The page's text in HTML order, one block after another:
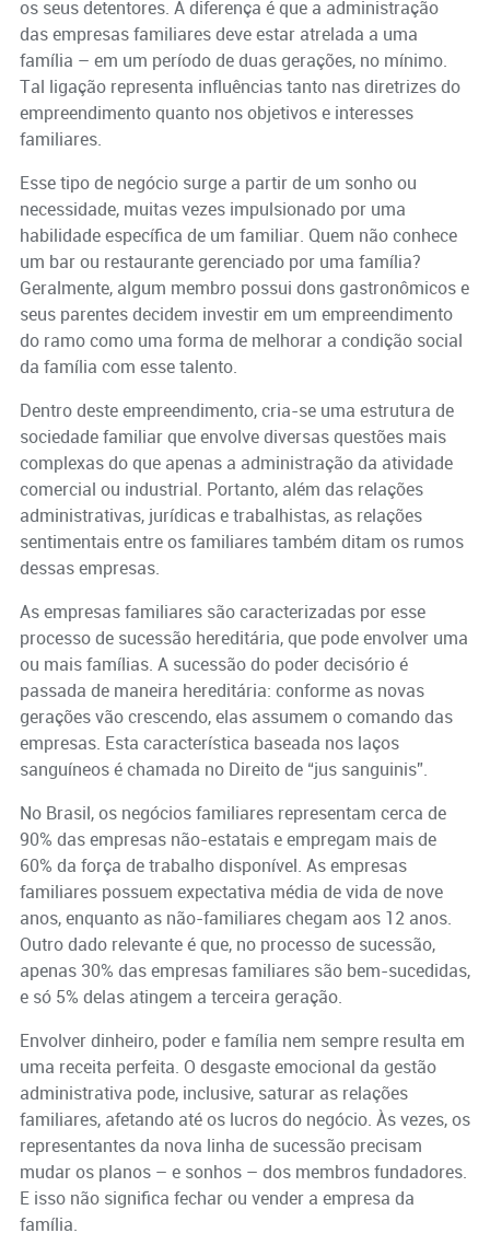
os seus detentores. A diferença é que a administração
das empresas familiares deve estar atrelada a uma
família – em um período de duas gerações, no mínimo.
Tal ligação representa influências tanto nas diretrizes do
empreendimento quanto nos objetivos e interesses
familiares.
Esse tipo de negócio surge a partir de um sonho ou
necessidade, muitas vezes impulsionado por uma
habilidade específica de um familiar. Quem não conhece
um bar ou restaurante gerenciado por uma família?
Geralmente, algum membro possui dons gastronômicos e
seus parentes decidem investir em um empreendimento
do ramo como uma forma de melhorar a condição social
da família com esse talento.
Dentro deste empreendimento, cria-se uma estrutura de
sociedade familiar que envolve diversas questões mais
complexas do que apenas a administração da atividade
comercial ou industrial. Portanto, além das relações
administrativas, jurídicas e trabalhistas, as relações
sentimentais entre os familiares também ditam os rumos
dessas empresas.
As empresas familiares são caracterizadas por esse
processo de sucessão hereditária, que pode envolver uma
ou mais famílias. A sucessão do poder decisório é
passada de maneira hereditária: conforme as novas
gerações vão crescendo, elas assumem o comando das
empresas. Esta característica baseada nos laços
sanguíneos é chamada no Direito de “jus sanguinis”.
No Brasil, os negócios familiares representam cerca de
90% das empresas não-estatais e empregam mais de
60% da força de trabalho disponível. As empresas
familiares possuem expectativa média de vida de nove
anos, enquanto as não-familiares chegam aos 12 anos.
Outro dado relevante é que, no processo de sucessão,
apenas 30% das empresas familiares são bem-sucedidas,
e só 5% delas atingem a terceira geração.
Envolver dinheiro, poder e família nem sempre resulta em
uma receita perfeita. O desgaste emocional da gestão
administrativa pode, inclusive, saturar as relações
familiares, afetando até os lucros do negócio. Às vezes, os
representantes da nova linha de sucessão precisam
mudar os planos – e sonhos – dos membros fundadores.
E isso não significa fechar ou vender a empresa da
família.